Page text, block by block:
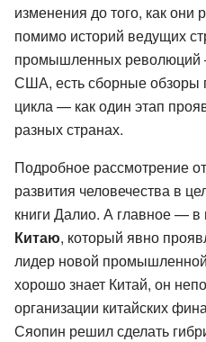
изменения до того, как
помимо историй ведущих
промышленных революций
США, есть сборные обзоры
цикла — как один этап
разных странах.
Подробное рассмотрение
развития человечества в
книги Далио. А главное — в
Китаю, который явно
лидер новой
хорошо знает Китай, он
организации китайских
Сяопин решил сделать